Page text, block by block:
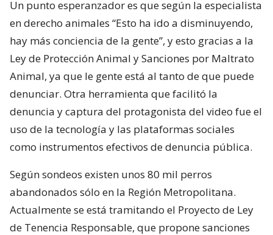
Un punto esperanzador es que según la especialista
en derecho animales “Esto ha ido a disminuyendo,
hay más conciencia de la gente”, y esto gracias a la
Ley de Protección Animal y Sanciones por Maltrato
Animal, ya que le gente está al tanto de que puede
denunciar. Otra herramienta que facilitó la
denuncia y captura del protagonista del video fue el
uso de la tecnología y las plataformas sociales
como instrumentos efectivos de denuncia pública.
Según sondeos existen unos 80 mil perros
abandonados sólo en la Región Metropolitana.
Actualmente se está tramitando el Proyecto de Ley
de Tenencia Responsable, que propone sanciones